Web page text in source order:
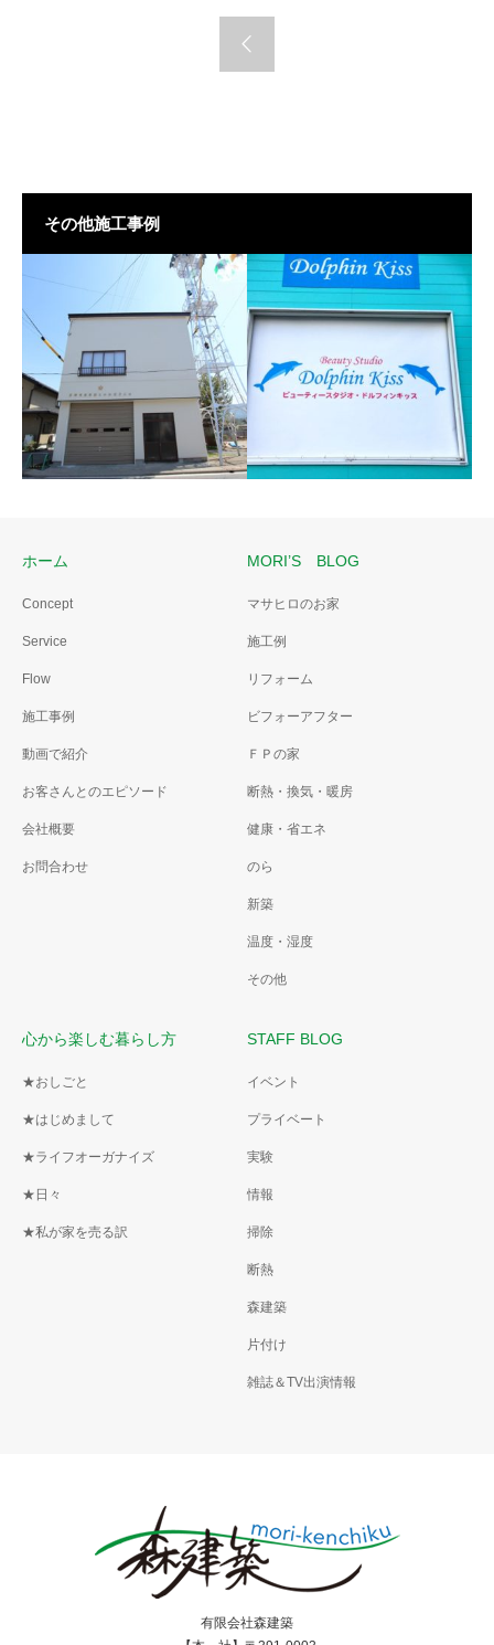
その他施工事例
青春の1ページ。後輩たちへの
想い。
カーテンを看板ロールス
リーンにしてアピール。
ホーム
Concept
Service
Flow
施工事例
動画で紹介
お客さんとのエピソード
会社概要
お問合わせ
MORI’S BLOG
マサヒロのお家
施工例
リフォーム
ビフォーアフター
ＦＰの家
断熱・換気・暖房
健康・省エネ
のら
新築
温度・湿度
その他
心から楽しむ暮らし方
★おしごと
★はじめまして
★ライフオーガナイズ
★日々
★私が家を売る訳
STAFF BLOG
イベント
プライベート
実験
情報
掃除
断熱
森建築
片付け
雑誌＆TV出演情報
有限会社森建築